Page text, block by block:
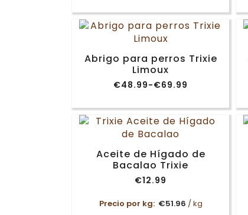
precios:
desde
€54.99
hasta
Abrigo para perros Trixie
Limoux
€48.99-€69.99
Rango
precios:
desde
€48.99
hasta
Aceite de Hígado de
Bacalao Trixie
€12.99
Precio por kg: €51.96 / kg